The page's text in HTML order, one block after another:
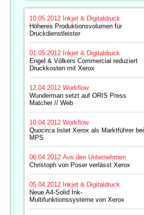
10.05.2012 Inkjet & Digitaldruck
Höheres Produktionsvolumen für
Druckdienstleister
01.05.2012 Inkjet & Digitaldruck
Engel & Völkers Commercial reduziert
Druckkosten mit Xerox
12.04.2012 Workflow
Wunderman setzt auf ORIS Press
Matcher // Web
10.04.2012 Workflow
Quocirca listet Xerox als Marktführer bei
MPS
06.04.2012 Aus den Unternehmen
Christoph von Poser verlässt Xerox
05.04.2012 Inkjet & Digitaldruck
Neue A4-Solid Ink-
Multifunktionssysteme von Xerox